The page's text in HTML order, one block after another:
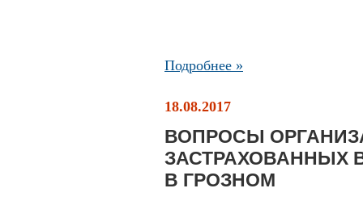
Подробнее »
18.08.2017
ВОПРОСЫ
ЗАСТРАХОВАННЫХ
В ГРОЗНОМ